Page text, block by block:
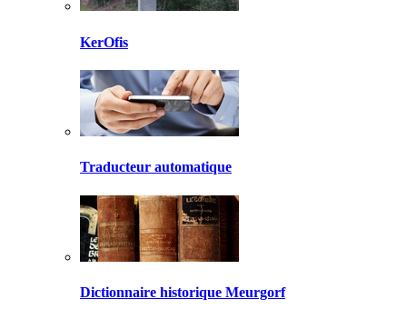
KerOfis
Traducteur automatique
Dictionnaire historique Meurgorf